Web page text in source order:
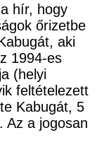
hír, hogy
őrizetbe
aki
1994-es
(helyi
feltételezett
Kabugát, 5
Az a jogosan